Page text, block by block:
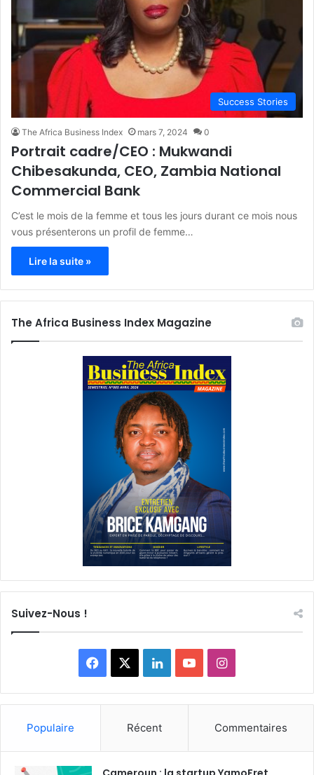
Success Stories
The Africa Business Index mars 7, 2024 0
Portrait cadre/CEO : Mukwandi
Chibesakunda, CEO, Zambia National
Commercial Bank
C’est le mois de la femme et tous les jours durant ce mois nous
vous présenterons un profil de femme…
Lire la suite »
The Africa Business Index Magazine
Suivez-Nous !
a
L
i
o
I
n
Populaire Récent Commentaires